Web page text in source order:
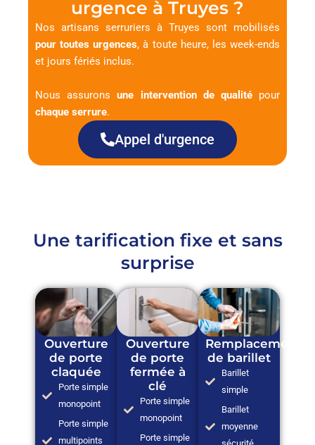
urgence à Truyes ?
Nos artisans serruriers à Truyes sont mobilisés
pour toutes urgences, à toute heure, les week-ends
et jours fériés inclus.
Nous assuronsune intervention de qualitépour
chaque serrure.
Appel d'urgence
Une tarification fixe et sans
surprise
Ouverture
de porte
claquée
Porte simple
monopoint
Porte simple
multipoints
Ouverture
de porte
fermée à
clé
Porte simple
monopoint
Porte simple
Remplacement
de barillet
Barillet
simple
Barillet
moyenne